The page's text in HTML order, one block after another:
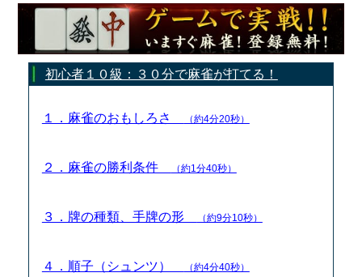
初心者１０級：３０分で麻雀が打てる！
１．麻雀のおもしろさ （約4分20秒）
２．麻雀の勝利条件 （約1分40秒）
３．牌の種類、手牌の形 （約9分10秒）
４．順子（シュンツ） （約4分40秒）